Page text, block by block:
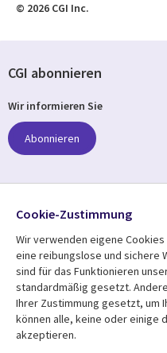
© 2026 CGI Inc.
Mediathek
Library
Aktuelles
CGI abonnieren
Wir informieren Sie
Abonnieren
Folgen Sie uns
Social
Media
GERMANY
Cookie-Zustimmung
Wir verwenden eigene
eine reibungslose und sichere
sind für das Funktionieren
standardmäßig gesetzt.
Ihrer Zustimmung gesetzt, um
können alle, keine oder einige
akzeptieren.